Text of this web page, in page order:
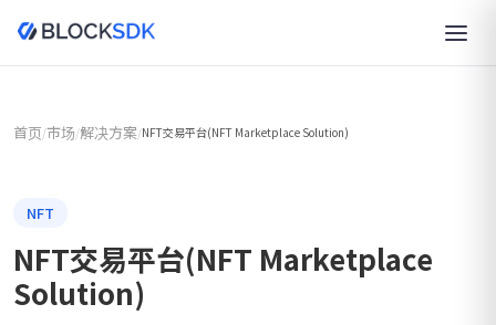
首页/市场/解决方案/NFT交易平台(NFT Marketplace Solution)
NFT
NFT交易平台(NFT Marketplace
Solution)